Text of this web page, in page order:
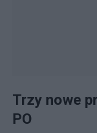
Trzy nowe
PO